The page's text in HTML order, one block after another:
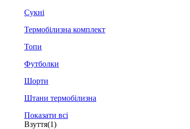
Сукні
Термобілизна комплект
Топи
Футболки
Шорти
Штани термобілизна
Показати всі
Взуття(1)